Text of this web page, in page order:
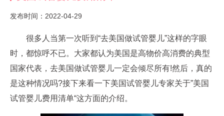
发布时间：2022-04-29
很多人当第一次听到“去美国做试管婴儿”这样的字眼
时，都惊呼不已。大家都认为美国是高物价高消费的典型
国家代表，去美国做试管婴儿一定会倾尽所有!然后，真的
是这种情况吗?接下来看一下美国试管婴儿专家关于”美国
试管婴儿费用清单“这方面的介绍。